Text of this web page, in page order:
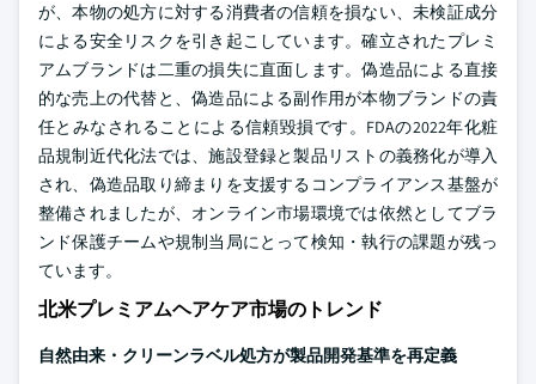
が、本物の処方に対する消費者の信頼を損ない、未検証成分
による安全リスクを引き起こしています。確立されたプレミ
アムブランドは二重の損失に直面します。偽造品による直接
的な売上の代替と、偽造品による副作用が本物ブランドの責
任とみなされることによる信頼毀損です。FDAの2022年化粧
品規制近代化法では、施設登録と製品リストの義務化が導入
され、偽造品取り締まりを支援するコンプライアンス基盤が
整備されましたが、オンライン市場環境では依然としてブラ
ンド保護チームや規制当局にとって検知・執行の課題が残っ
ています。
北米プレミアムヘアケア市場のトレンド
自然由来・クリーンラベル処方が製品開発基準を再定義